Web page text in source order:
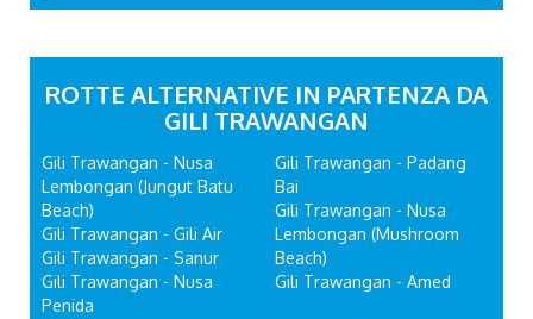
ROTTE ALTERNATIVE IN PARTENZA DA
GILI TRAWANGAN
Gili Trawangan - Nusa
Lembongan (Jungut Batu
Beach)
Gili Trawangan - Gili Air
Gili Trawangan - Sanur
Gili Trawangan - Nusa
Penida
Gili Trawangan - Padang
Bai
Gili Trawangan - Nusa
Lembongan (Mushroom
Beach)
Gili Trawangan - Amed